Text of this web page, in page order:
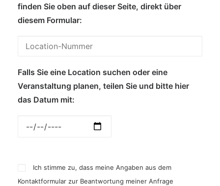
finden Sie oben auf dieser Seite, direkt über
diesem Formular:
Falls Sie eine Location suchen oder eine
Veranstaltung planen, teilen Sie und bitte hier
das Datum mit:
Ich stimme zu, dass meine Angaben aus dem
Kontaktformular zur Beantwortung meiner Anfrage